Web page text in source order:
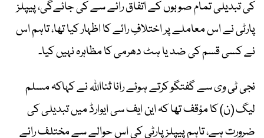
کی تبدیلی تمام صوبوں کے اتفاق رائے سے کی جائےگی، پیپلز
پارٹی نے اس معاملے پر اختلافِ رائے کا اظہار کیا تھا، تاہم اس
نے کسی قسم کی ضد یا ہٹ دھرمی کا مظاہرہ نہیں کیا۔
نجی ٹی وی سے گفتگو کرتے ہوئے رانا ثنااللہ نے کہاکہ مسلم
لیگ (ن) کا مؤقف تھا کہ این ایف سی ایوارڈ میں تبدیلی کی
ضرورت ہے، تاہم پیپلز پارٹی کی اس حوالے سے مختلف رائے